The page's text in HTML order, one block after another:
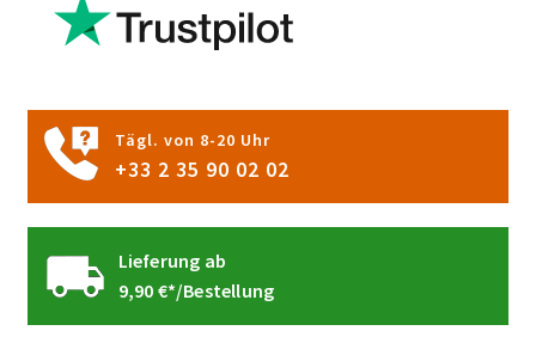
Tägl. von 8-20 Uhr
+33 2 35 90 02 02
Lieferung ab
9,90 €*/Bestellung